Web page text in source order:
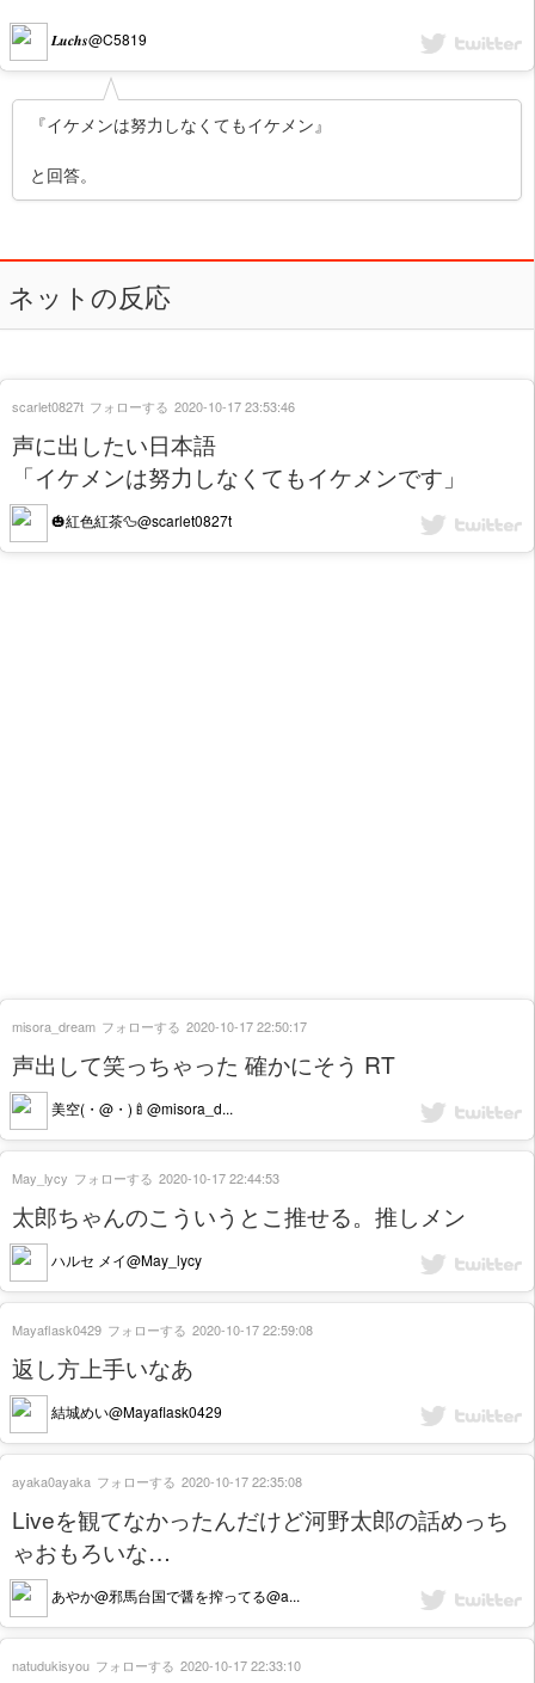
𝑳𝒖𝒄𝒉𝒔@C5819
『イケメンは努力しなくてもイケメン』
と回答。
ネットの反応
声に出したい日本語
「イケメンは努力しなくてもイケメンです」
🎃紅色紅茶🦆@scarlet0827t
scarlet0827t フォローする 2020-10-17 23:53:46
声出して笑っちゃった 確かにそう RT
美空(・@・)🍼@misora_d...
misora_dream フォローする 2020-10-17 22:50:17
太郎ちゃんのこういうとこ推せる。推しメン
ハルセ メイ@May_lycy
May_lycy フォローする 2020-10-17 22:44:53
返し方上手いなあ
結城めい@Mayaflask0429
Mayaflask0429 フォローする 2020-10-17 22:59:08
Liveを観てなかったんだけど河野太郎の話めっち
ゃおもろいな…
あやか@邪馬台国で醤を搾ってる@a...
ayaka0ayaka フォローする 2020-10-17 22:35:08
natudukisyou フォローする 2020-10-17 22:33:10